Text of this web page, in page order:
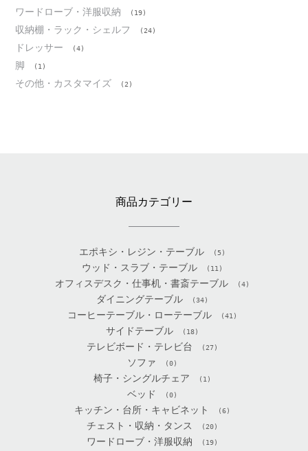
ワードローブ・洋服収納 (19)
収納棚・ラック・シェルフ (24)
ドレッサー (4)
脚 (1)
その他・カスタマイズ (2)
商品カテゴリー
エポキシ・レジン・テーブル (5)
ウッド・スラブ・テーブル (11)
オフィスデスク・仕事机・書斎テーブル (4)
ダイニングテーブル (34)
コーヒーテーブル・ローテーブル (41)
サイドテーブル (18)
テレビボード・テレビ台 (27)
ソファ (0)
椅子・シングルチェア (1)
ベッド (0)
キッチン・台所・キャビネット (6)
チェスト・収納・タンス (20)
ワードローブ・洋服収納 (19)